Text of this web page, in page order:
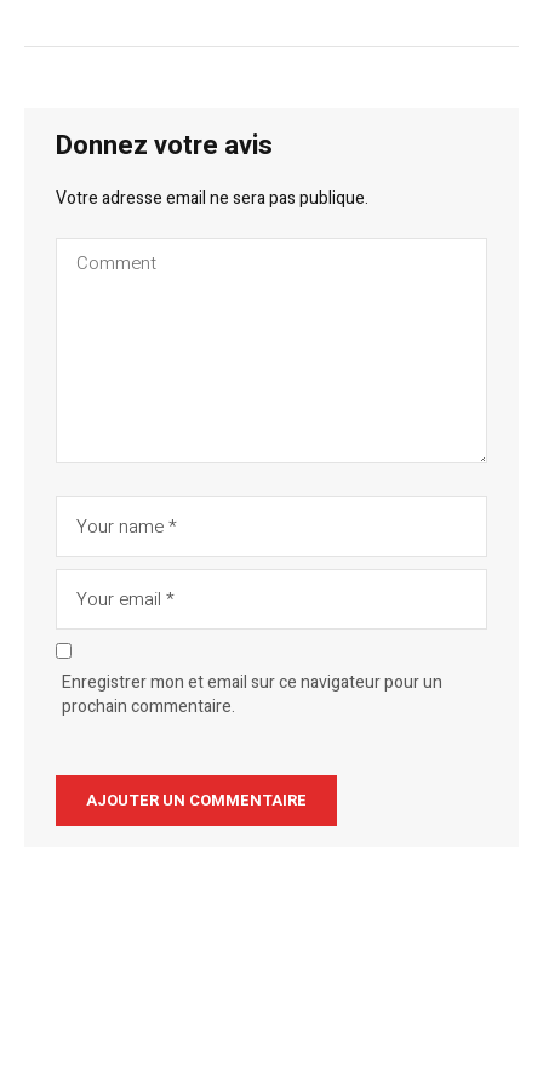
Donnez votre avis
Votre adresse email ne sera pas publique.
Enregistrer mon et email sur ce navigateur pour un
prochain commentaire.